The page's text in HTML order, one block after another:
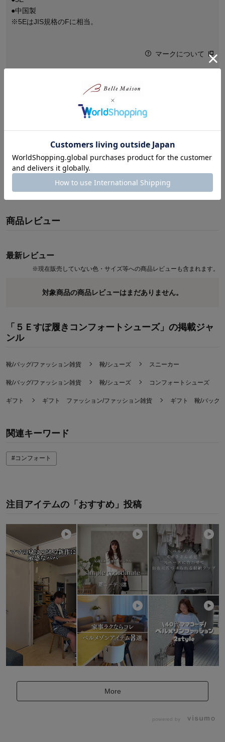
●中国製
※5EはJIS規格のFに相当。
マークについて
この商品について問い合わせる
立ったまま！スッと履ける感動シューズ！
かかと部分が靴ベラのような形状なので立ったまま
スムーズに履ける仕様です。
商品レビュー
最新レビュー
※現在販売していない色・サイズ等への商品レビューも含まれます。
対象商品の商品レビューはまだありません。
「５Ｅすぽ履きコンフォートシューズ」の掲載ジャ
ンル
靴/バッグ/ファッション雑貨 靴/シューズ スニーカー
靴/バッグ/ファッション雑貨 靴/シューズ コンフォートシューズ
ギフト ギフト ファッション/ファッション雑貨 ギフト 靴/バッグ
関連キーワード
#コンフォート
注目アイテムの「おすすめ」投稿
More
powered by